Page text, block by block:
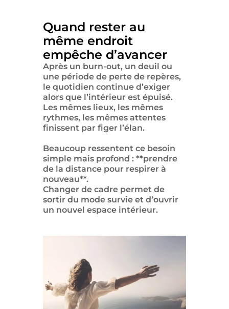
Quand rester au
même endroit
empêche d’avancer
Après un burn-out, un deuil ou
une période de perte de repères,
le quotidien continue d’exiger
alors que l’intérieur est épuisé.
Les mêmes lieux, les mêmes
rythmes, les mêmes attentes
finissent par figer l’élan.
Beaucoup ressentent ce besoin
simple mais profond : **prendre
de la distance pour respirer à
nouveau**.
Changer de cadre permet de
sortir du mode survie et d’ouvrir
un nouvel espace intérieur.